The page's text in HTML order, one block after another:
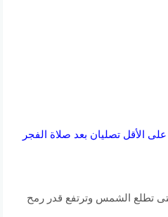
الأقل تصليان بعد صلاة الفجر
تطلع الشمس وترتفع قدر رمح